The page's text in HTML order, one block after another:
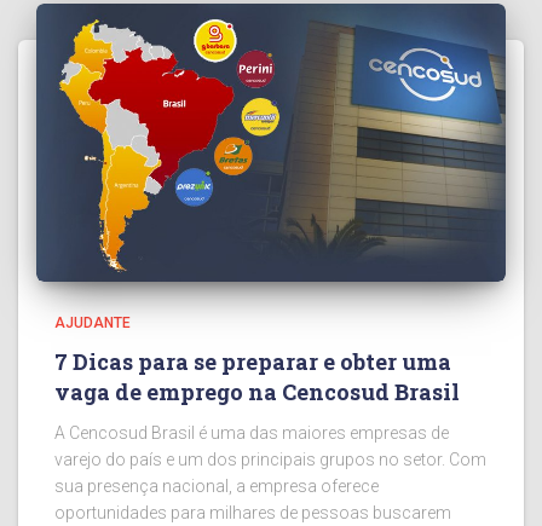
AJUDANTE
7 Dicas para se preparar e obter uma
vaga de emprego na Cencosud Brasil
A Cencosud Brasil é uma das maiores empresas de
varejo do país e um dos principais grupos no setor. Com
sua presença nacional, a empresa oferece
oportunidades para milhares de pessoas buscarem